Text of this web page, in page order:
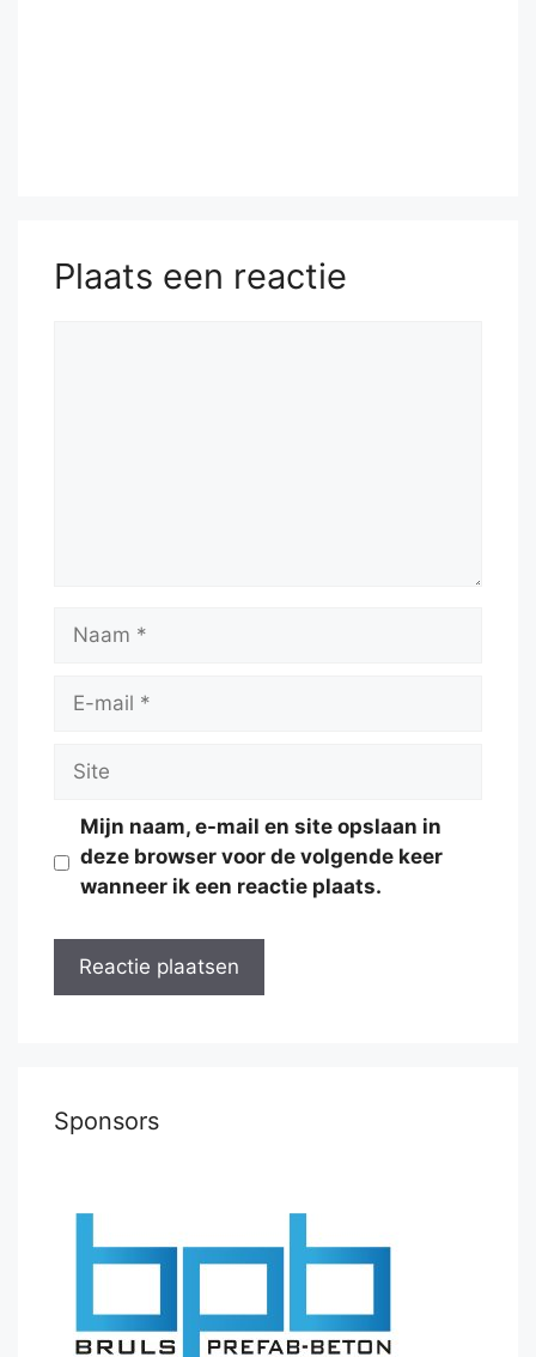
Plaats een reactie
Naam
Site
Mijn naam, e-mail en site opslaan in
deze browser voor de volgende keer
wanneer ik een reactie plaats.
Sponsors